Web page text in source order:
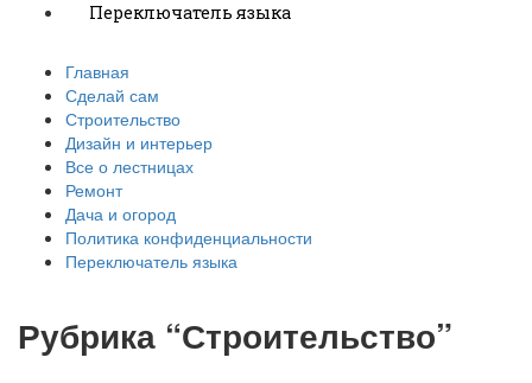
Переключатель языка
Главная
Сделай сам
Строительство
Дизайн и интерьер
Все о лестницах
Ремонт
Дача и огород
Политика конфиденциальности
Переключатель языка
Рубрика “Строительство”